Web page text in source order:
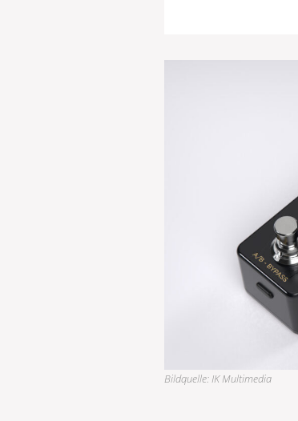
Bildquelle: IK Multimedia